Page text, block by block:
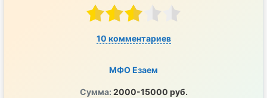
10 комментариев
МФО Езаем
Сумма: 2000-15000 руб.